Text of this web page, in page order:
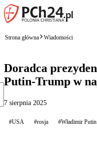
Strona główna Wiadomości
Doradca
Putin-Trump w
7 sierpnia 2025
#USA #rosja #Władimir Putin